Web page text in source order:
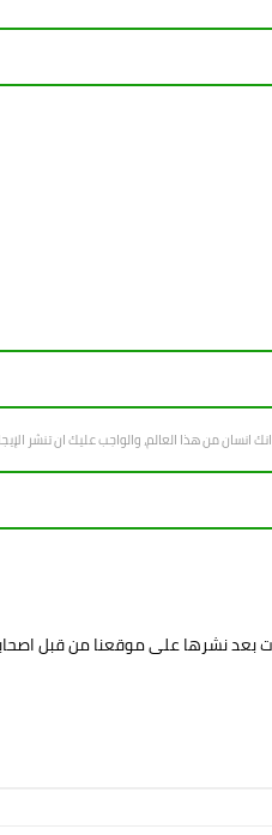
انسان من هذا العالم، والواجب عليك ان تنشر
بعد نشرها على موقعنا من قبل